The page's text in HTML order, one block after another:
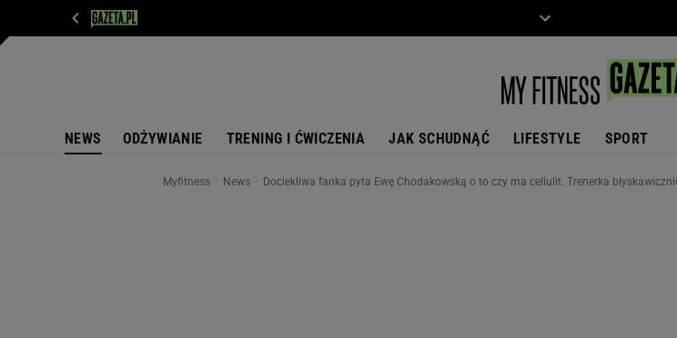
NEWS ODŻYWIANIE TRENING I ĆWICZENIA JAK SCHUDNĄĆ LIFESTYLE SPORT
Myfitness News Dociekliwa fanka pyta Ewę Chodakowską o to czy ma cellulit. Trenerka